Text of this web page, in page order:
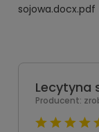
sojowa.docx.pdf
Lecytyna
Producent: